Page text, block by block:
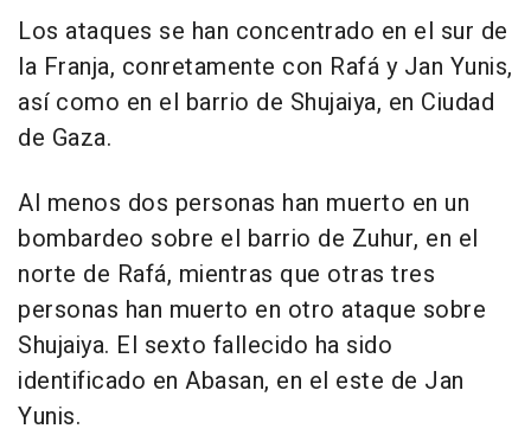
Los ataques se han concentrado en el sur de
la Franja, conretamente con Rafá y Jan Yunis,
así como en el barrio de Shujaiya, en Ciudad
de Gaza.
Al menos dos personas han muerto en un
bombardeo sobre el barrio de Zuhur, en el
norte de Rafá, mientras que otras tres
personas han muerto en otro ataque sobre
Shujaiya. El sexto fallecido ha sido
identificado en Abasan, en el este de Jan
Yunis.